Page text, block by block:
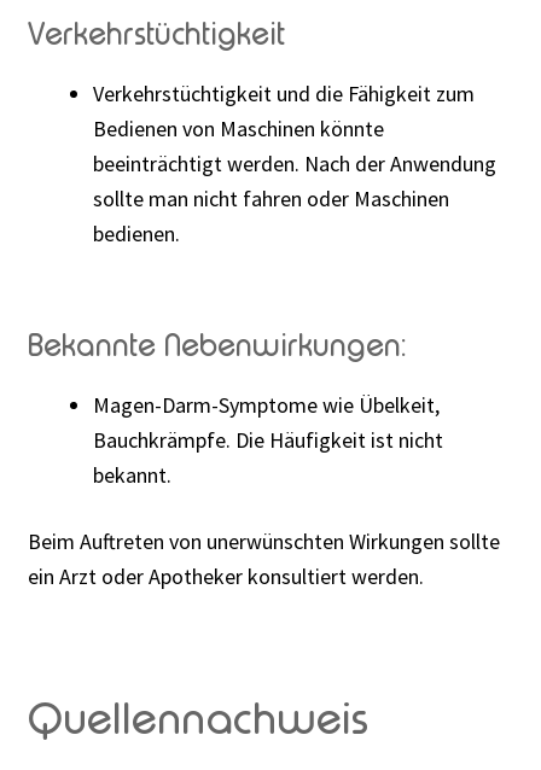
Verkehrstüchtigkeit
Verkehrstüchtigkeit und die Fähigkeit zum
Bedienen von Maschinen könnte
beeinträchtigt werden. Nach der Anwendung
sollte man nicht fahren oder Maschinen
bedienen.
Bekannte Nebenwirkungen:
Magen-Darm-Symptome wie Übelkeit,
Bauchkrämpfe. Die Häufigkeit ist nicht
bekannt.
Beim Auftreten von unerwünschten Wirkungen sollte
ein Arzt oder Apotheker konsultiert werden.
Quellennachweis